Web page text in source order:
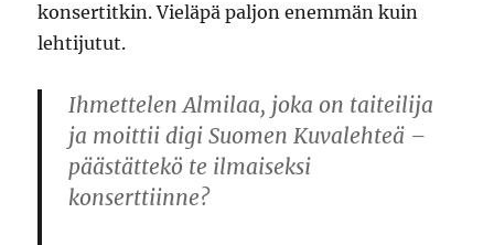
konsertitkin. Vieläpä paljon enemmän kuin
lehtijutut.
Ihmettelen Almilaa, joka on taiteilija
ja moittii digi Suomen Kuvalehteä –
päästättekö te ilmaiseksi
konserttiinne?